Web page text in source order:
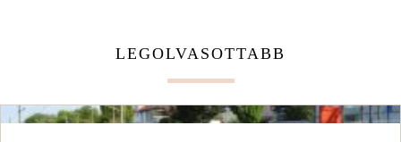
LEGOLVASOTTABB